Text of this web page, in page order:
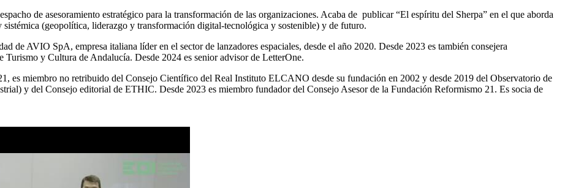
de asesoramiento estratégico para la transformación de las organizaciones. Acaba de publicar “El espíritu del Sherpa” en el que aborda
(geopolítica, liderazgo y transformación digital-tecnológica y sostenible) y de futuro.
de AVIO SpA, empresa italiana líder en el sector de lanzadores espaciales, desde el año 2020. Desde 2023 es también consejera
y Cultura de Andalucía. Desde 2024 es senior advisor de LetterOne.
es miembro no retribuido del Consejo Científico del Real Instituto ELCANO desde su fundación en 2002 y desde 2019 del Observatorio de
y del Consejo editorial de ETHIC. Desde 2023 es miembro fundador del Consejo Asesor de la Fundación Reformismo 21. Es socia de